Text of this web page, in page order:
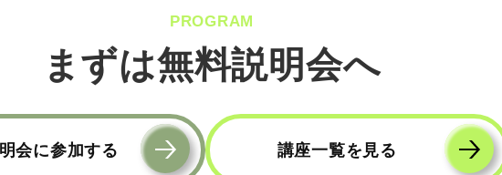
PROGRAM
まずは無料説明会へ
会に参加する 講座一覧を見る